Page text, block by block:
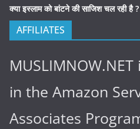
क्या इस्लाम को बांटने की साजिश चल रही है ?
AFFILIATES
in the Amazon
Associates